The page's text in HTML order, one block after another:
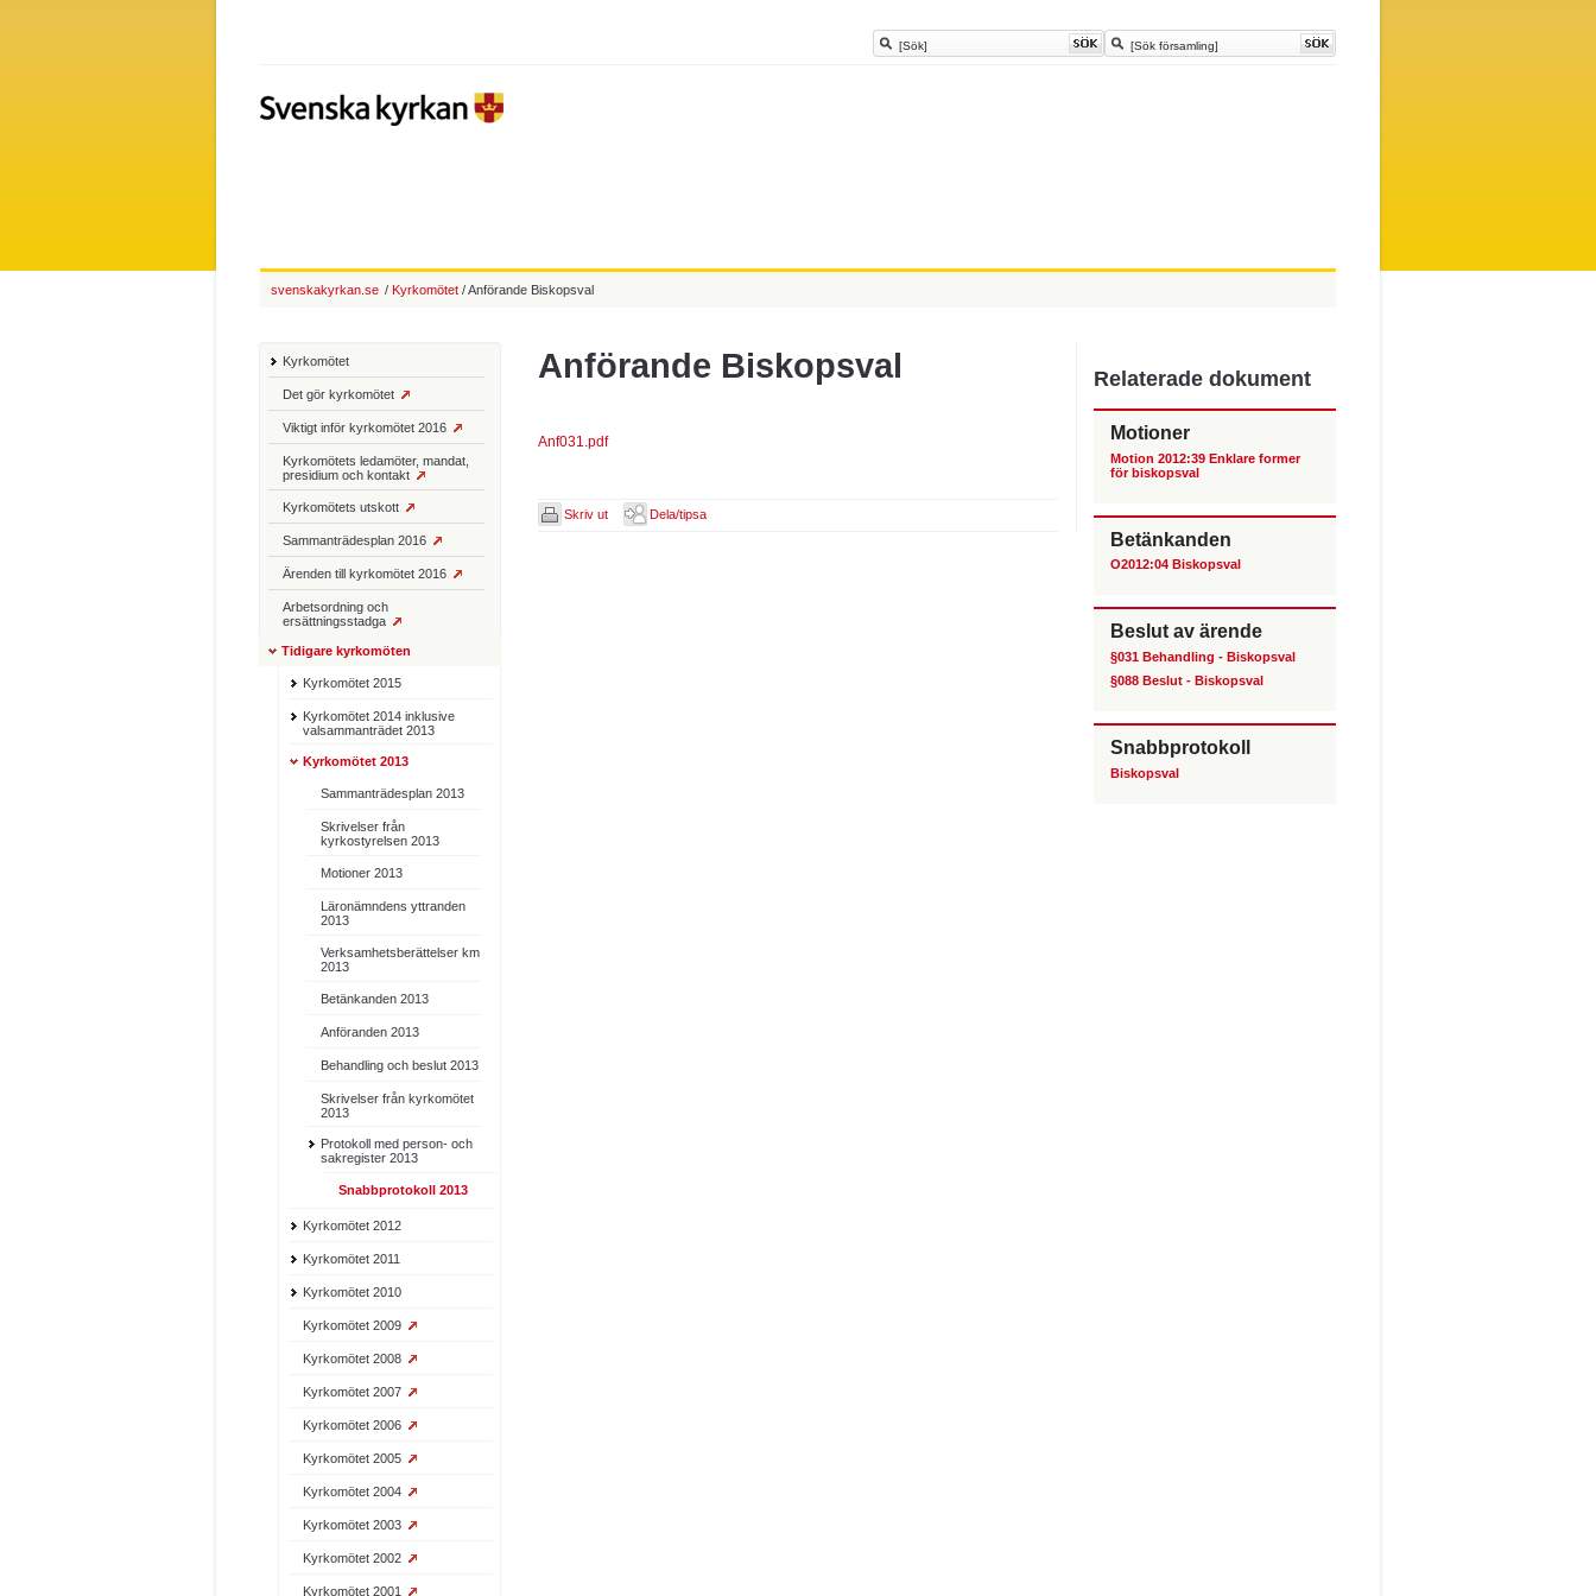
Anförande Biskopsval
Anf031.pdf
Skriv ut Dela/tipsa
Kyrkomötet
Det gör kyrkomötet
Viktigt inför kyrkomötet 2016
Kyrkomötets ledamöter, mandat,
presidium och kontakt
Kyrkomötets utskott
Sammanträdesplan 2016
Ärenden till kyrkomötet 2016
Arbetsordning och
ersättningsstadga
Tidigare kyrkomöten
Kyrkomötet 2015
Kyrkomötet 2014 inklusive
valsammanträdet 2013
Kyrkomötet 2013
Sammanträdesplan 2013
Skrivelser från
kyrkostyrelsen 2013
Motioner 2013
Läronämndens yttranden
2013
Verksamhetsberättelser km
2013
Betänkanden 2013
Anföranden 2013
Behandling och beslut 2013
Skrivelser från kyrkomötet
2013
Protokoll med person- och
sakregister 2013
Snabbprotokoll 2013
Kyrkomötet 2012
Kyrkomötet 2011
Kyrkomötet 2010
Kyrkomötet 2009
Kyrkomötet 2008
Kyrkomötet 2007
Kyrkomötet 2006
Kyrkomötet 2005
Kyrkomötet 2004
Kyrkomötet 2003
Kyrkomötet 2002
Kyrkomötet 2001
Relaterade dokument
Motioner
Motion 2012:39 Enklare former
för biskopsval
Betänkanden
O2012:04 Biskopsval
Beslut av ärende
§031 Behandling - Biskopsval
§088 Beslut - Biskopsval
Snabbprotokoll
Biskopsval
svenskakyrkan.se / Kyrkomötet / Anförande Biskopsval